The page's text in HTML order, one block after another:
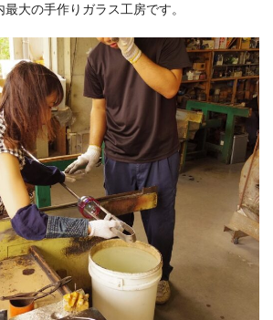
大の手作りガラス工房です。